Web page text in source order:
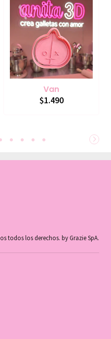
Van
$1.490
todos los derechos. by Grazie SpA.